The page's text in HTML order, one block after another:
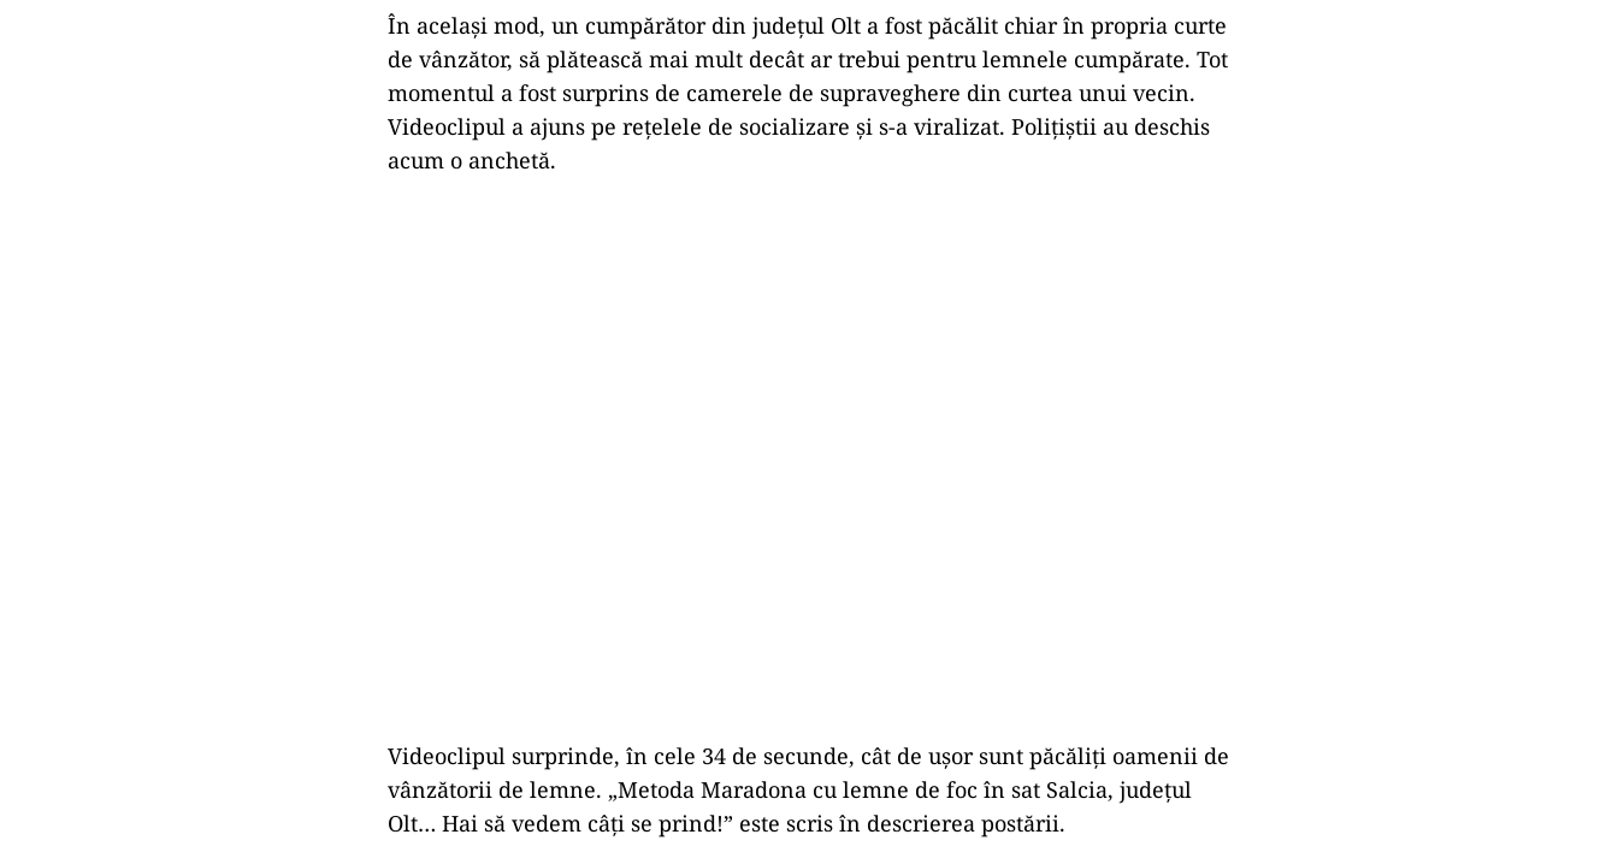
În același mod, un cumpărător din județul Olt a fost păcălit chiar în propria curte
de vânzător, să plătească mai mult decât ar trebui pentru lemnele cumpărate. Tot
momentul a fost surprins de camerele de supraveghere din curtea unui vecin.
Videoclipul a ajuns pe rețelele de socializare și s-a viralizat. Polițiștii au deschis
acum o anchetă.
Videoclipul surprinde, în cele 34 de secunde, cât de ușor sunt păcăliți oamenii de
vânzătorii de lemne. „Metoda Maradona cu lemne de foc în sat Salcia, județul
Olt… Hai să vedem câți se prind!” este scris în descrierea postării.